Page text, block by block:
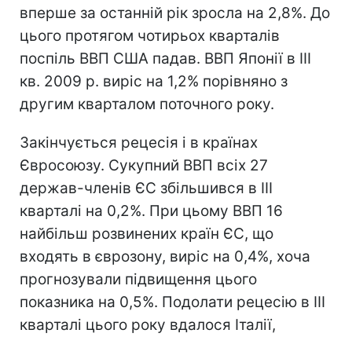
вперше за останній рік зросла на 2,8%. До
цього протягом чотирьох кварталів
поспіль ВВП США падав. ВВП Японії в ІІІ
кв. 2009 р. виріс на 1,2% порівняно з
другим кварталом поточного року.
Закінчується рецесія і в країнах
Євросоюзу. Сукупний ВВП всіх 27
держав-членів ЄС збільшився в III
кварталі на 0,2%. При цьому ВВП 16
найбільш розвинених країн ЄС, що
входять в єврозону, виріс на 0,4%, хоча
прогнозували підвищення цього
показника на 0,5%. Подолати рецесію в III
кварталі цього року вдалося Італії,